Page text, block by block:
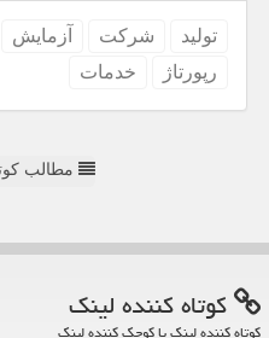
تولید شركت آزمایش
رپورتاژ
خدمات
مطالب
كوتاه كننده لینك
کوتاه کننده لینک یا کوچک کننده لینک